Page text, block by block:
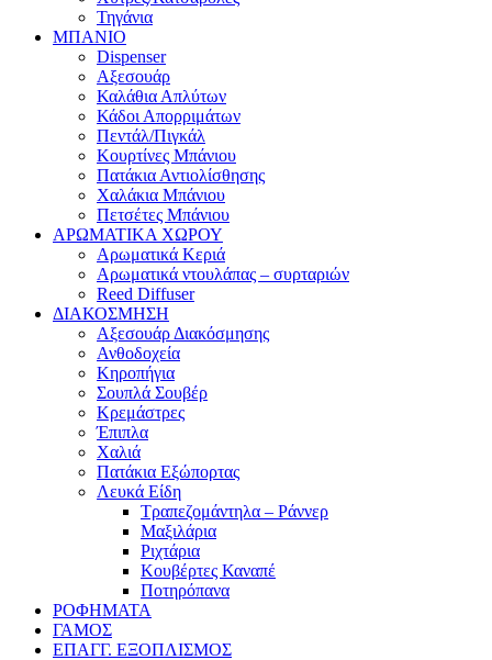
Τηγάνια
ΜΠΑΝΙΟ
Dispenser
Αξεσουάρ
Καλάθια Απλύτων
Κάδοι Απορριμάτων
Πεντάλ/Πιγκάλ
Κουρτίνες Μπάνιου
Πατάκια Αντιολίσθησης
Χαλάκια Μπάνιου
Πετσέτες Μπάνιου
ΑΡΩΜΑΤΙΚΑ ΧΩΡΟΥ
Αρωματικά Κεριά
Αρωματικά ντουλάπας – συρταριών
Reed Diffuser
ΔΙΑΚΟΣΜΗΣΗ
Αξεσουάρ Διακόσμησης
Ανθοδοχεία
Κηροπήγια
Σουπλά Σουβέρ
Κρεμάστρες
Έπιπλα
Χαλιά
Πατάκια Εξώπορτας
Λευκά Είδη
Τραπεζομάντηλα – Ράννερ
Μαξιλάρια
Ριχτάρια
Κουβέρτες Καναπέ
Ποτηρόπανα
ΡΟΦΗΜΑΤΑ
ΓΑΜΟΣ
ΕΠΑΓΓ. ΕΞΟΠΛΙΣΜΟΣ